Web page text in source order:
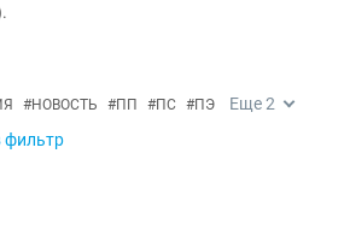
#НОВОСТЬ #ПП #ПС #ПЭ Еще2
фильтр